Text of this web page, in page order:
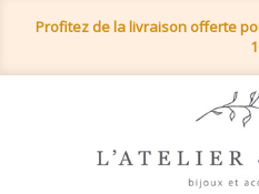
Profitez de la livraison offerte